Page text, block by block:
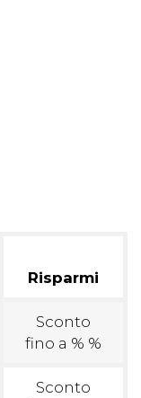
Risparmi
Sconto
fino a % %
Sconto